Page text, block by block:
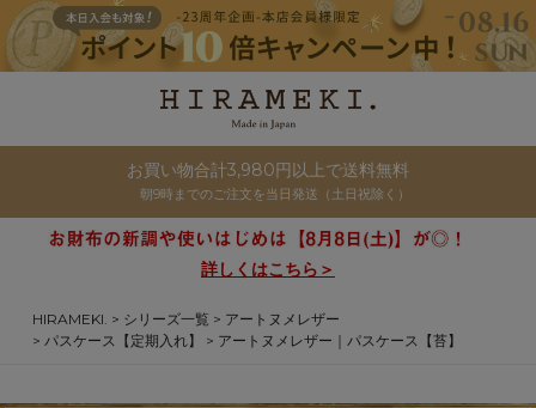
お買い物合計3,980円以上で送料無料
朝9時までのご注文を当日発送（土日祝除く）
詳しくはこちら＞
HIRAMEKI. シリーズ一覧
アートヌメレザー
パスケース【定期入れ】
アートヌメレザー｜パスケース【苔】